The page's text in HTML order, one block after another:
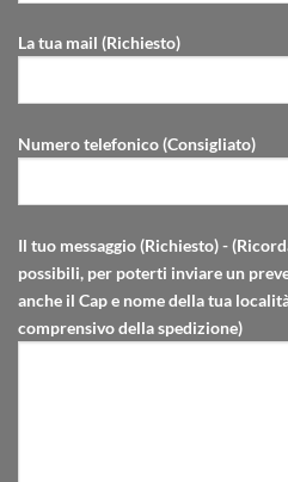
La tua mail (Richiesto)
Numero telefonico (Consigliato)
Il tuo messaggio (Richiesto) -
possibili, per poterti inviare un
anche il Cap e nome della tua
comprensivo della spedizione)